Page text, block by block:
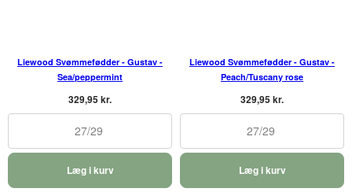
Liewood Svømmefødder - Gustav -
Sea/peppermint
329,95 kr.
27/29
Læg i kurv
Liewood Svømmefødder - Gustav -
Peach/Tuscany rose
329,95 kr.
27/29
Læg i kurv